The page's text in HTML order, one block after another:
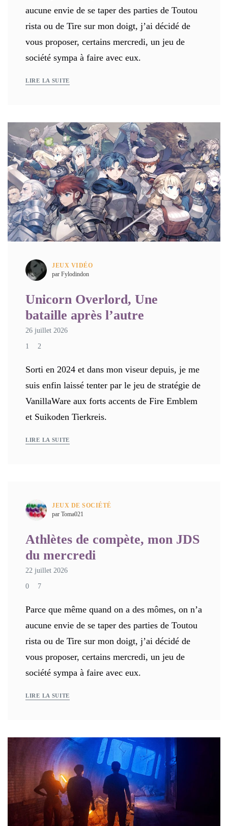
aucune envie de se taper des parties de Toutou
rista ou de Tire sur mon doigt, j’ai décidé de
vous proposer, certains mercredi, un jeu de
société sympa à faire avec eux.
LIRE LA SUITE
JEUX VIDÉO
par Fylodindon
Unicorn Overlord, Une
bataille après l’autre
26 juillet 2026
1 2
Sorti en 2024 et dans mon viseur depuis, je me
suis enfin laissé tenter par le jeu de stratégie de
VanillaWare aux forts accents de Fire Emblem
et Suikoden Tierkreis.
LIRE LA SUITE
JEUX DE SOCIÉTÉ
par Toma021
Athlètes de compète, mon JDS
du mercredi
22 juillet 2026
0 7
Parce que même quand on a des mômes, on n’a
aucune envie de se taper des parties de Toutou
rista ou de Tire sur mon doigt, j’ai décidé de
vous proposer, certains mercredi, un jeu de
société sympa à faire avec eux.
LIRE LA SUITE